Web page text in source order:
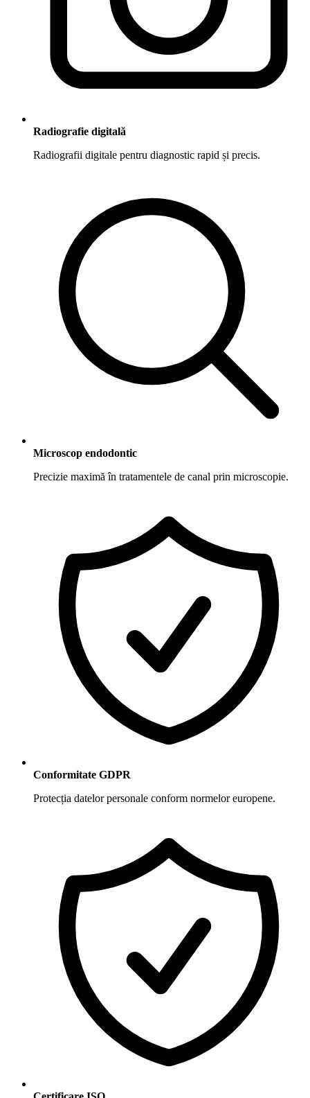
Radiografie digitală
Radiografii digitale pentru diagnostic rapid și precis.
Microscop endodontic
Precizie maximă în tratamentele de canal prin microscopie.
Conformitate GDPR
Protecția datelor personale conform normelor europene.